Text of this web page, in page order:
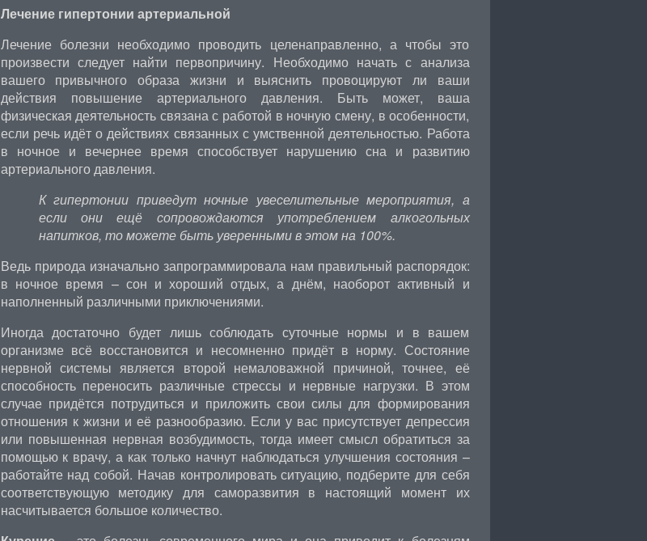
Лечение гипертонии артериальной
Лечение болезни необходимо проводить целенаправленно, а чтобы это
произвести следует найти первопричину. Необходимо начать с анализа
вашего привычного образа жизни и выяснить провоцируют ли ваши
действия повышение артериального давления. Быть может, ваша
физическая деятельность связана с работой в ночную смену, в особенности,
если речь идёт о действиях связанных с умственной деятельностью. Работа
в ночное и вечернее время способствует нарушению сна и развитию
артериального давления.
К гипертонии приведут ночные увеселительные мероприятия, а
если они ещё сопровождаются употреблением алкогольных
напитков, то можете быть уверенными в этом на 100%.
Ведь природа изначально запрограммировала нам правильный распорядок:
в ночное время – сон и хороший отдых, а днём, наоборот активный и
наполненный различными приключениями.
Иногда достаточно будет лишь соблюдать суточные нормы и в вашем
организме всё восстановится и несомненно придёт в норму. Состояние
нервной системы является второй немаловажной причиной, точнее, её
способность переносить различные стрессы и нервные нагрузки. В этом
случае придётся потрудиться и приложить свои силы для формирования
отношения к жизни и её разнообразию. Если у вас присутствует депрессия
или повышенная нервная возбудимость, тогда имеет смысл обратиться за
помощью к врачу, а как только начнут наблюдаться улучшения состояния –
работайте над собой. Начав контролировать ситуацию, подберите для себя
соответствующую методику для саморазвития в настоящий момент их
насчитывается большое количество.